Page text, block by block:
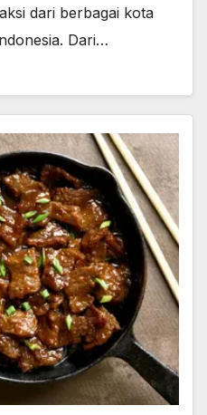
dari berbagai kota
Dari…